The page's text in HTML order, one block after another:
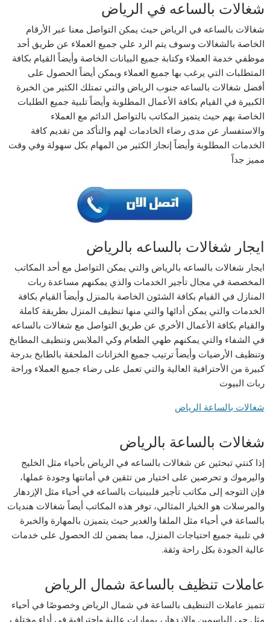
شغالات بالساعه في الرياض
شغالات بالساعه في الرياض حيث يمكن التواصل معنا عبر الأرقام
الخاصة بالشغالات وسوف يتم الرد علي جميع العملاء عن طريق أحد
موظفي خدمة العملاء وكتابة جميع البيانات الخاصة وأيضاً القيام بكافة
المتطلبات التي يرغب بها جميع العملاء ويمكن أيضاً الحصول على
أفضل شغالات بالساعه جنوب الرياض والتي تمتلك الكثير من الخبرة
الكبيرة في القيام بكافة الأعمال المطلوبة وأيضاً تلبية جميع الطلبات
الخاصة بهم حيث يتميز المكاتب بالتواصل الدائم مع العملاء
والاستفسار عن مدى رضاء الخادمات لهم والتأكد من تقديم كافة
الخدمات المطلوبة وأيضاً إنجاز الكثير من المهام بكل سهولة وفي وقت
مميز جداً
ايجار شغالات بالساعه بالرياض
ايجار شغالات بالساعه بالرياض والتي يمكن التواصل مع أحد المكاتب
المخصصة في مجال تأجير الخدمات والذي يمكنهم مساعدة ربات
المنازل في القيام بكافة الشئون الخاصة بالمنزل وأيضاً القيام بكافة
الخدمات والتي يمكن أدائها والتي منها تنظيف المنزل بطريقة كاملة
والقيام بكافة الأعمال الأخري عن طريق التواصل مع شغالات بالساعه
في الشفاء والتي يمكنهم طهي الطعام وكي الملابس وتنظيف المطابخ
وتنظيف الأرضيات وأيضاً ترتيب جميع الخزانات الملحقة بالطابخ بدرجة
كبيرة من الأحترافية العالية والتي تعمل على رضاء جميع العملاء وراحة
ربات البيوت
شغالات بالساعة الرياض
شغالات بالساعة بالرياض
إذا كنتي تبحثين عن شغالات بالساعه في الرياض بأحياء مثل الخليج
واليرموك و تحرصين على اختيار من تثقين في أمانتها وجودة عملها،
فإن التوجه إلى مكاتب تأجير فلبينيات بالساعه في أحياء مثل الإزدهار
والمرسلات هو الخيار المثالي، توفر هذه المكاتب أيضاً شغالات هنديات
بالساعة في أحياء مثل الملقا والغدير حيث يتميزن بالمهارة والخبرة
في تلبية جميع احتياجات المنزل، مما يضمن لك الحصول على خدمات
عالية الجودة بكل راحة وثقة.
عاملات تنظيف بالساعة شمال الرياض
تتميز عاملات التنظيف بالساعة في شمال الرياض وخصوصًا في أحياء
مثل حي الياسمين والازدهار، بمهارات عالية واحترافية في أداء مختلف